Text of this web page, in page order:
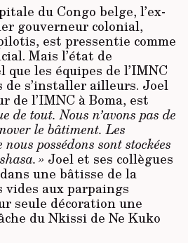
du Congo belge, l’ex-
gouverneur colonial,
est pressentie comme
Mais l’état de
les équipes de l’IMNC
s’installer ailleurs. Joel
de l’IMNC à Boma, est
de tout. Nous n’avons pas de
le bâtiment. Les
possédons sont stockées
» Joel et ses collègues
une bâtisse de la
vides aux parpaings
seule décoration une
du Nkissi de Ne Kuko